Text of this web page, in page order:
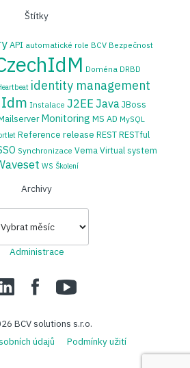
Štítky
API automatické role BCV Bezpečnost
Doména DRBD
identity management
Idm Instalace J2EEJavaJBoss
Monitoring MS AD MySQL
Reference release RESTRESTful
Synchronizace Vema Virtual system
WS Školení
Archivy
Administrace
LinedIn Facebook
BCV solutions s.r.o.
údajů
Podmínky užití